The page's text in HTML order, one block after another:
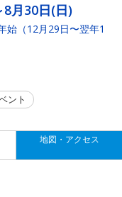
8月30日(日)
始（12月29日〜翌年1
ント
地図・アクセス